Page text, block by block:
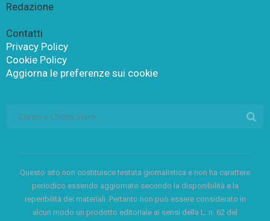
Redazione
Contatti
Privacy Policy
Cookie Policy
Aggiorna le preferenze sui cookie
Questo sito non costituisce testata giornalistica e non ha carattere
periodico essendo aggiornato secondo la disponibilità e la
reperibilità dei materiali. Pertanto non può essere considerato in
alcun modo un prodotto editoriale ai sensi della L. n. 62 del